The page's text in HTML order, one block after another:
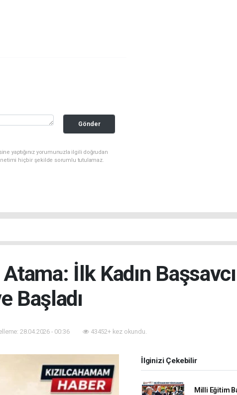
Gönder
yaptığınız yorumunuzla ilgili doğrudan
hiçbir şekilde sorumlu tutulamaz.
Atama: İlk Kadın Başsavcı
Başladı
28.04.2026 - 00:36 43452+ kez okundu.
İlginizi Çekebilir
Milli Eğitim